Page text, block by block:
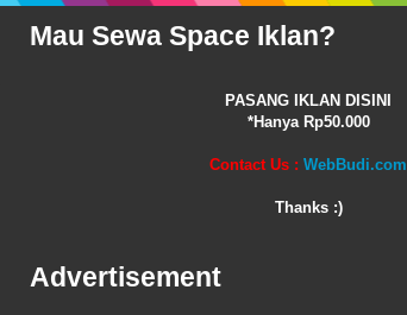
Mau Sewa Space Iklan?
PASANG IKLAN DISINI
*Hanya Rp50.000
Contact Us : WebBudi.com
Thanks :)
Advertisement